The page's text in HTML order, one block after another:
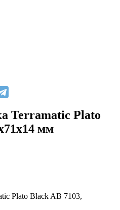
Terramatic Plato
мм
Plato Black AB 7103,